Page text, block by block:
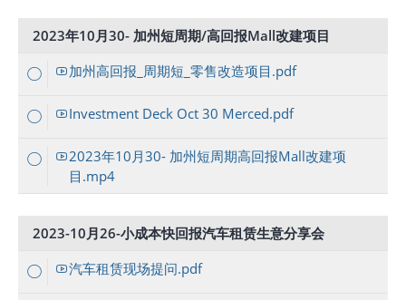
2023年10月30- 加州短周期/高回报Mall改建项目
加州高回报_周期短_零售改造项目.pdf
Investment Deck Oct 30 Merced.pdf
2023年10月30- 加州短周期高回报Mall改建项
目.mp4
2023-10月26-小成本快回报汽车租赁生意分享会
汽车租赁现场提问.pdf